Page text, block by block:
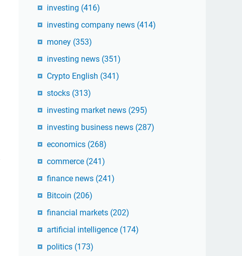
investing (416)
investing company news (414)
money (353)
investing news (351)
Crypto English (341)
stocks (313)
investing market news (295)
investing business news (287)
economics (268)
commerce (241)
finance news (241)
Bitcoin (206)
financial markets (202)
artificial intelligence (174)
politics (173)